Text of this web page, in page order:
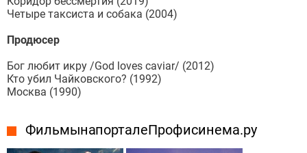
Четыре таксиста и собака (2004)
Продюсер
Бог любит икру /God loves caviar/ (2012)
Кто убил Чайковского? (1992)
Москва (1990)
Фильмы на портале Профисинема.ру